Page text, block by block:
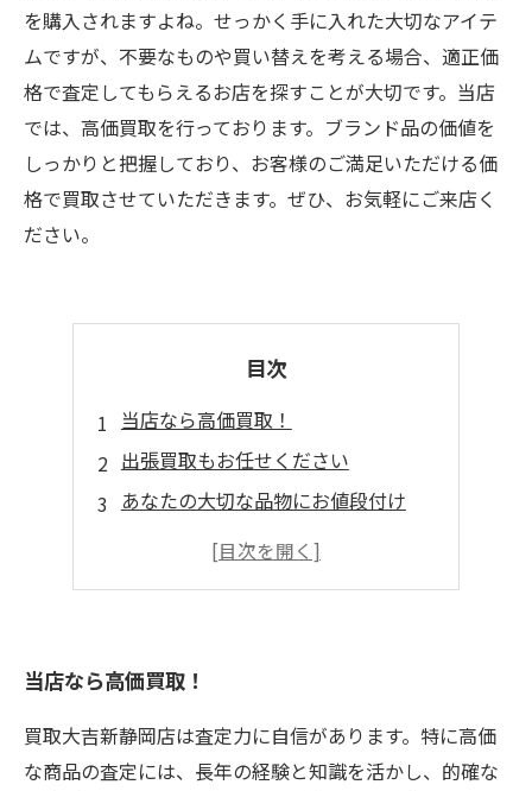
を購入されますよね。せっかく手に入れた大切なアイテ
ムですが、不要なものや買い替えを考える場合、適正価
格で査定してもらえるお店を探すことが大切です。当店
では、高価買取を行っております。ブランド品の価値を
しっかりと把握しており、お客様のご満足いただける価
格で買取させていただきます。ぜひ、お気軽にご来店く
ださい。
目次
当店なら高価買取！
出張買取もお任せください
あなたの大切な品物にお値段付け
安心の秘密厳守
当店なら高価買取！
買取大吉新静岡店は査定力に自信があります。特に高価
な商品の査定には、長年の経験と知識を活かし、的確な